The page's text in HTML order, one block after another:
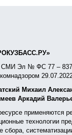
СМИ Эл № ФС 77 –
Михаил
Аркадий
применяются
технологии
сбора,